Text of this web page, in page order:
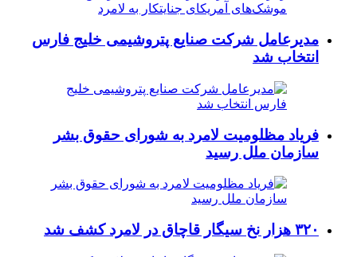
مدیرعامل شرکت صنایع پتروشیمی خلیج فارس
انتخاب شد
فریاد مظلومیت لامرد به شورای حقوق بشر
سازمان ملل رسید
۳۲۰ هزار نخ سیگار قاچاق در لامرد کشف شد